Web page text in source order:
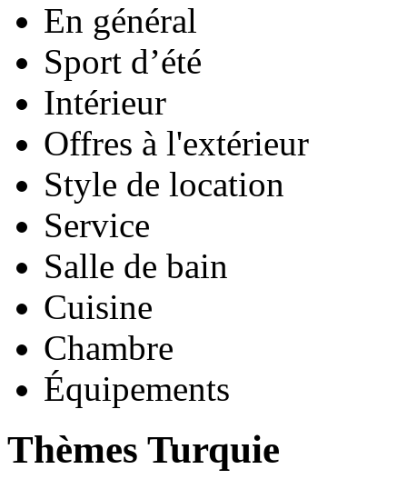
En général
Sport d’été
Intérieur
Offres à l'extérieur
Style de location
Service
Salle de bain
Cuisine
Chambre
Équipements
Thèmes Turquie